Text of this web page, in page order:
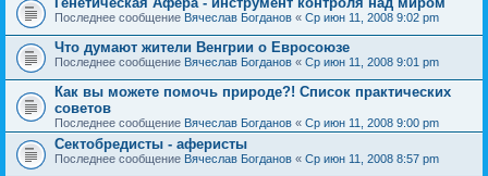
Последнее сообщение Вячеслав Богданов « Ср июн 11, 2008 9:02 pm
Что думают жители Венгрии о Евросоюзе
Последнее сообщение Вячеслав Богданов « Ср июн 11, 2008 9:01 pm
Как вы можете помочь природе?! Список практических
советов
Последнее сообщение Вячеслав Богданов « Ср июн 11, 2008 9:00 pm
Сектобредисты - аферисты
Последнее сообщение Вячеслав Богданов « Ср июн 11, 2008 8:57 pm